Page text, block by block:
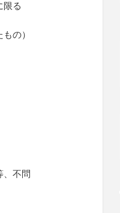
限る
の）
、不問